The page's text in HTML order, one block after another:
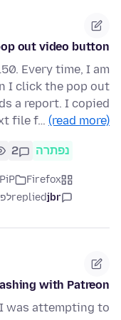
out video button.
Every time, I am
I click the pop out
a report. I copied
file f… (read more)
נפתרה 2
Firefox
PiP
jbr
repliedלפני 2
with Patreon
was attempting to